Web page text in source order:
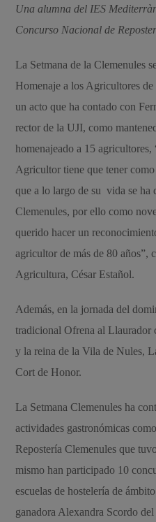
Una alumna del IES
Concurso Nacional de
La Setmana de la Clemenules
Homenaje a los Agricultores
un acto que ha contado con
rector de la UJI, como
homenajeado a 15
Agricultor tiene que tener
que a lo largo de su vida se ha
Clemenules, por ello como
querido hacer un
agricultor de más de 80 años”,
Agricultura, César Estañol.
Además, en la jornada del
tradicional Ofrena al Llaurador
y la reina de la Vila de Nules,
Cort de Honor.
La Setmana Clemenules ha
actividades gastronómicas
Repostería Clemenules que
mismo han participado 10
escuelas de hostelería de
ganadora Alexandra Scordo